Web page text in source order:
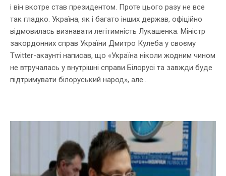
і він вкотре став президентом. Проте цього разу не все
так гладко. Україна, як і багато інших держав, офіційно
відмовилась визнавати легітимність Лукашенка. Міністр
закордонних справ України Дмитро Кулеба у своєму
Twitter-акаунті написав, що «Україна ніколи жодним чином
не втручалась у внутрішні справи Білорусі та завжди буде
підтримувати білоруський народ», але...